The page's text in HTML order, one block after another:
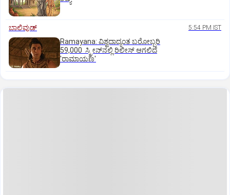
ಬಾಲಿವುಡ್‌ 5:54 PM IST
Ramayana: ವಿಶ್ವದಾದ್ಯಂತ ಬರೋಬ್ಬರಿ
59,000 ಸ್ಕ್ರೀನ್‌ನಲ್ಲಿ ರಿಲೀಸ್‌ ಆಗಲಿದೆ
'ರಾಮಾಯಣ'